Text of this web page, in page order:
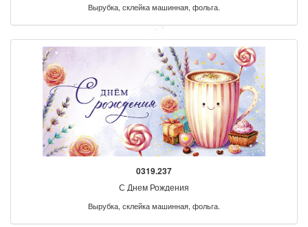
Вырубка, склейка машинная, фольга.
0319.237
С Днем Рождения
Вырубка, склейка машинная, фольга.